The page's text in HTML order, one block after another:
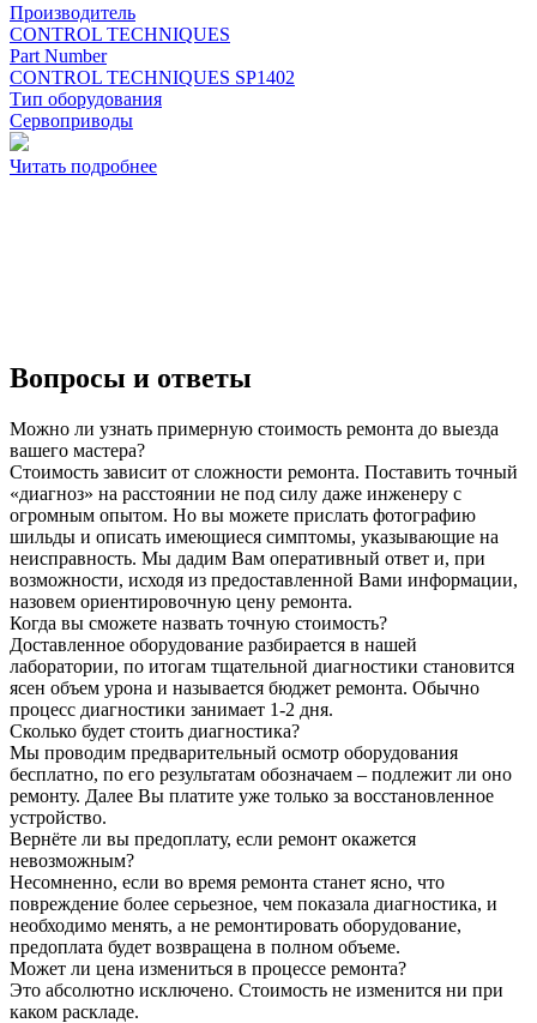
Производитель
CONTROL TECHNIQUES
Part Number
CONTROL TECHNIQUES SP1402
Тип оборудования
Сервоприводы
Читать подробнее
Вопросы и ответы
Можно ли узнать примерную стоимость ремонта до выезда
вашего мастера?
Стоимость зависит от сложности ремонта. Поставить точный
«диагноз» на расстоянии не под силу даже инженеру с
огромным опытом. Но вы можете прислать фотографию
шильды и описать имеющиеся симптомы, указывающие на
неисправность. Мы дадим Вам оперативный ответ и, при
возможности, исходя из предоставленной Вами информации,
назовем ориентировочную цену ремонта.
Когда вы сможете назвать точную стоимость?
Доставленное оборудование разбирается в нашей
лаборатории, по итогам тщательной диагностики становится
ясен объем урона и называется бюджет ремонта. Обычно
процесс диагностики занимает 1-2 дня.
Сколько будет стоить диагностика?
Мы проводим предварительный осмотр оборудования
бесплатно, по его результатам обозначаем – подлежит ли оно
ремонту. Далее Вы платите уже только за восстановленное
устройство.
Вернёте ли вы предоплату, если ремонт окажется
невозможным?
Несомненно, если во время ремонта станет ясно, что
повреждение более серьезное, чем показала диагностика, и
необходимо менять, а не ремонтировать оборудование,
предоплата будет возвращена в полном объеме.
Может ли цена измениться в процессе ремонта?
Это абсолютно исключено. Стоимость не изменится ни при
каком раскладе.